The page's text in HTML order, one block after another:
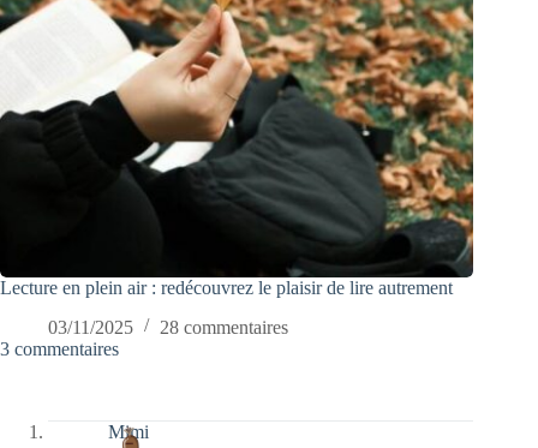
Lecture en plein air : redécouvrez le plaisir de lire autrement
03/11/2025
28 commentaires
3 commentaires
Mimi